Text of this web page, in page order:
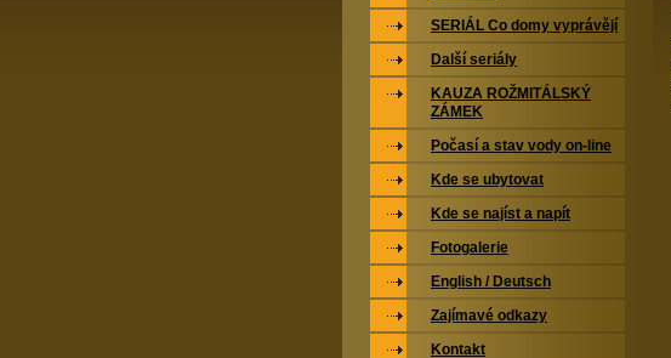
SERIÁL Co domy vyprávějí
Další seriály
KAUZA ROŽMITÁLSKÝ
ZÁMEK
Počasí a stav vody on-line
Kde se ubytovat
Kde se najíst a napít
Fotogalerie
English / Deutsch
Zajímavé odkazy
Kontakt